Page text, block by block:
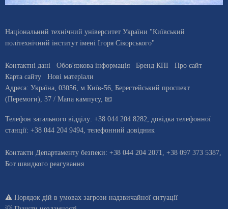
Національний технічний університет України "Київський
політехнічний інститут імені Ігоря Сікорського"
Контактні дані Обов'язкова інформація Бренд КПІ
Про сайт
Карта сайту
Нові матеріали
Адреса: Україна 03056 , м. Київ-56, Берестейський проспект
(Перемоги), 37 / Мапа кампусу, 📧
Телефон загального відділу: +38 044 204 8282 , довiдка телефонної
станцiї: +38 044 204 9494 телефонний довідник
Контакти Департаменту безпеки: +38 044 204 2071, +38 097 373 5387,
Бот швидкого реагування
⚠️ Порядок дій в умовах загрози надзвичайної ситуації